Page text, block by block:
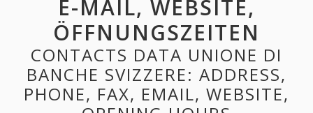
E-MAIL, WEBSITE,
ÖFFNUNGSZEITEN
CONTACTS DATA UNIONE DI
BANCHE SVIZZERE: ADDRESS,
PHONE, FAX, EMAIL, WEBSITE,